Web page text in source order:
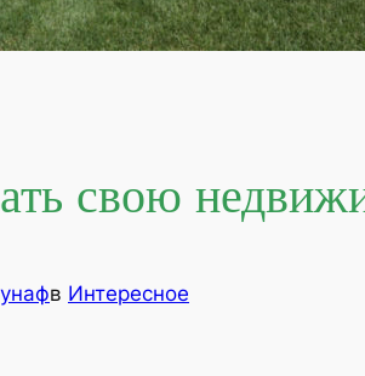
свою
в Интересное